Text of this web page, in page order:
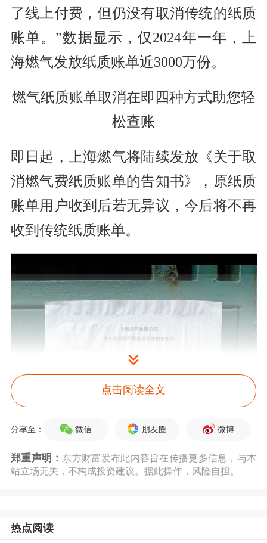
了线上付费，但仍没有取消传统的纸质
账单。”数据显示，仅2024年一年，上
海燃气发放纸质账单近3000万份。
燃气纸质账单取消在即四种方式助您轻
松查账
即日起，上海燃气将陆续发放《关于取
消燃气费纸质账单的告知书》，原纸质
账单用户收到后若无异议，今后将不再
收到传统纸质账单。
点击阅读全文
分享至： 微信 朋友圈 微博
郑重声明： 东方财富发布此内容旨在传播更多信息，与本
站立场无关，不构成投资建议。据此操作，风险自担。
热点阅读